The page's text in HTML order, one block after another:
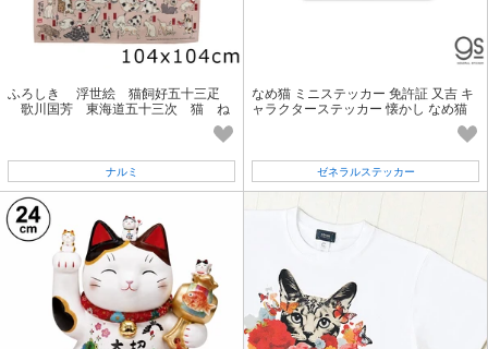
ふろしき 浮世絵 猫飼好五十三疋
歌川国芳 東海道五十三次 猫 ね
ナルミ
なめ猫 ミニステッカー 免許証 又吉 キ
ャラクターステッカー 懐かし なめ猫
ゼネラルステッカー